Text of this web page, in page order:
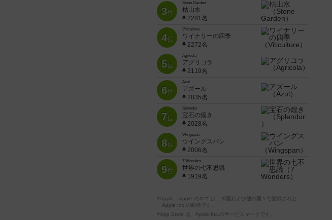
3位
Stone Garden
枯山水
2281名
4位
Viticulture
ワイナリーの四季
2272名
5位
Agricola
アグリコラ
2119名
6位
Azul
アズール
2035名
7位
Splendor
宝石の煌き
2028名
8位
Wingspan
ウイングスパン
2006名
9位
7 Wonders
世界の七不思議
1919名
※Apple、Apple のロゴ は、米国および他の国々で登録された
Apple Inc.の商標です。
※App Store は、Apple Inc.のサービスマークです。